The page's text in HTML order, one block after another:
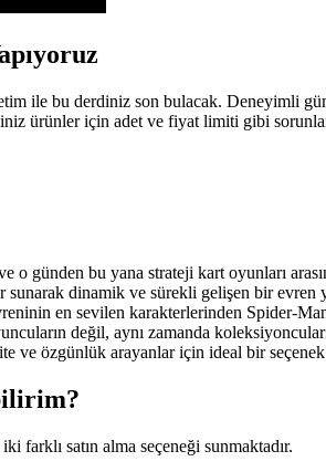
ile bu derdiniz son bulacak. Deneyimli
ürünler için adet ve fiyat limiti gibi
o günden bu yana strateji kart oyunları
dinamik ve sürekli gelişen bir
en sevilen karakterlerinden Spider-
değil, aynı zamanda
ve özgünlük arayanlar için ideal bir
farklı satın alma seçeneği sunmaktadır.